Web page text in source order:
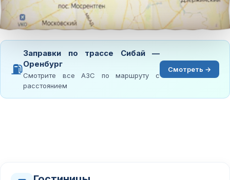
⛽
Заправки по трассе Сибай —
Оренбург
Смотрите все АЗС по маршруту с
расстоянием
Смотреть →